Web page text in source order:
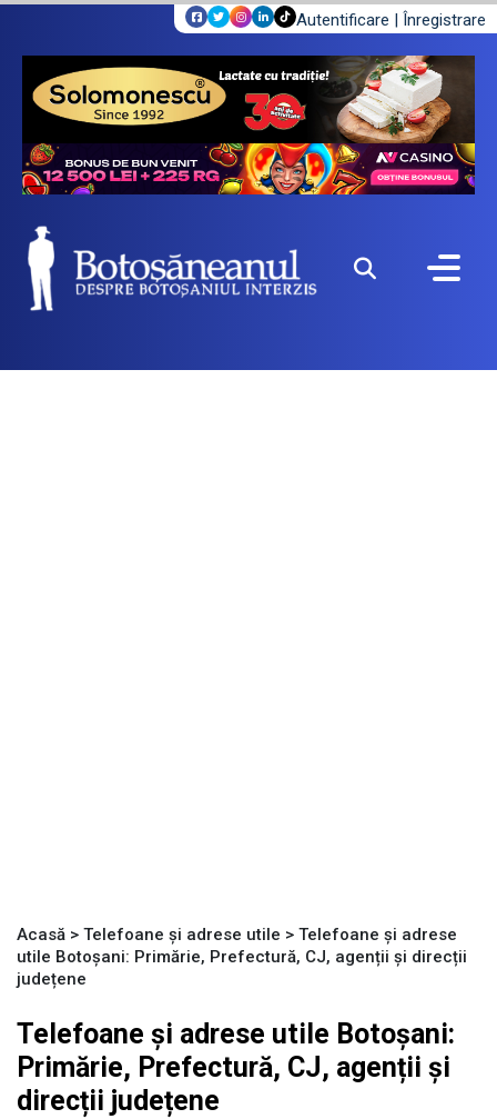
Autentificare | Înregistrare
Acasă > Telefoane şi adrese utile > Telefoane și adrese
utile Botoșani: Primărie, Prefectură, CJ, agenții și direcții
județene
Telefoane și adrese utile Botoșani:
Primărie, Prefectură, CJ, agenții și
direcții județene